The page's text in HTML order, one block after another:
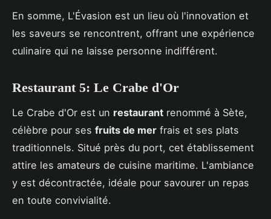
En somme, L'Évasion est un lieu où l'innovation et
les saveurs se rencontrent, offrant une expérience
culinaire qui ne laisse personne indifférent.
Restaurant 5: Le Crabe d'Or
Le Crabe d'Or est un restaurant renommé à Sète,
célèbre pour ses fruits de mer frais et ses plats
traditionnels. Situé près du port, cet établissement
attire les amateurs de cuisine maritime. L'ambiance
y est décontractée, idéale pour savourer un repas
en toute convivialité.